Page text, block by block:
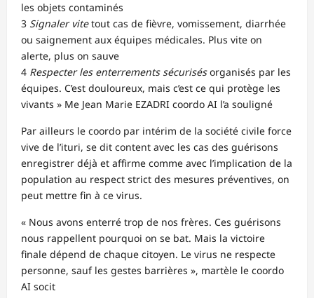
les objets contaminés
3 Signaler vitetout cas de fièvre, vomissement, diarrhée
ou saignement aux équipes médicales. Plus vite on
alerte, plus on sauve
4 Respecter les enterrements sécurisésorganisés par les
équipes. C’est douloureux, mais c’est ce qui protège les
vivants » Me Jean Marie EZADRI coordo AI l’a souligné
Par ailleurs le coordo par intérim de la société civile force
vive de l’ituri, se dit content avec les cas des guérisons
enregistrer déjà et affirme comme avec l’implication de la
population au respect strict des mesures préventives, on
peut mettre fin à ce virus.
« Nous avons enterré trop de nos frères. Ces guérisons
nous rappellent pourquoi on se bat. Mais la victoire
finale dépend de chaque citoyen. Le virus ne respecte
personne, sauf les gestes barrières », martèle le coordo
AI socit